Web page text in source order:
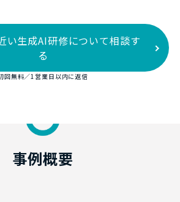
い生成AI研修について相談す
る
回無料／1営業日以内に返信
事例概要